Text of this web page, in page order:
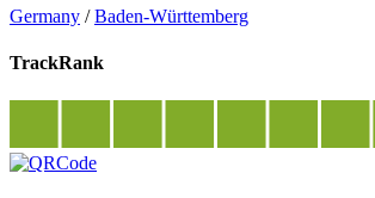
Germany /Baden-Württemberg
TrackRank